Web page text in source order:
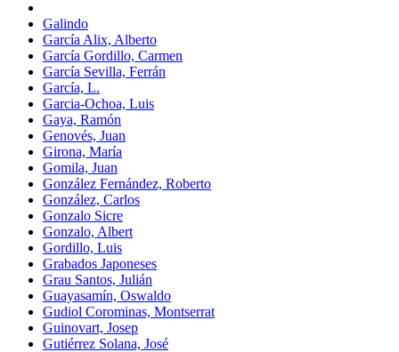
Galindo
García Alix, Alberto
García Gordillo, Carmen
García Sevilla, Ferrán
García, L.
Garcia-Ochoa, Luis
Gaya, Ramón
Genovés, Juan
Girona, María
Gomila, Juan
González Fernández, Roberto
González, Carlos
Gonzalo Sicre
Gonzalo, Albert
Gordillo, Luis
Grabados Japoneses
Grau Santos, Julián
Guayasamín, Oswaldo
Gudiol Corominas, Montserrat
Guinovart, Josep
Gutiérrez Solana, José